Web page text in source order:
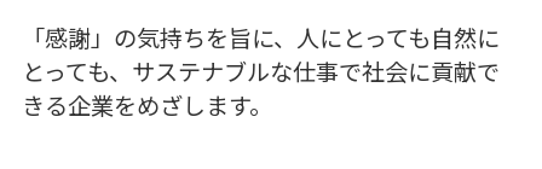
「感謝」の気持ちを旨に、人にとっても自然に
とっても、サステナブルな仕事で社会に貢献で
きる企業をめざします。